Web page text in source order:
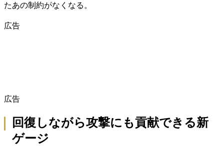
たあの制約がなくなる。
広告
広告
回復しながら攻撃にも貢献できる新
ゲージ